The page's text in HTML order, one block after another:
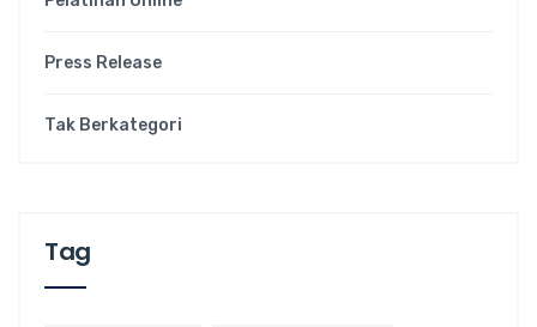
Press Release
Tak Berkategori
Tag